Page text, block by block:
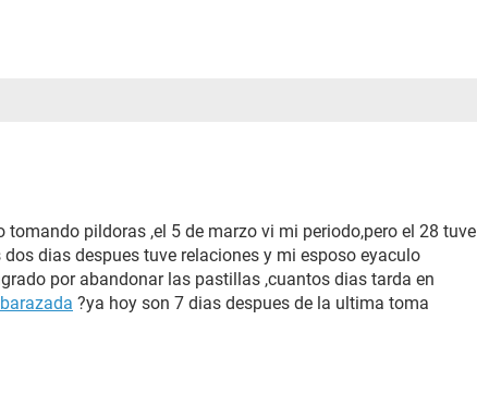
tomando pildoras ,el 5 de marzo vi mi periodo,pero el 28 tuve
dias despues tuve relaciones y mi esposo eyaculo
por abandonar las pastillas ,cuantos dias tarda en
?ya hoy son 7 dias despues de la ultima toma